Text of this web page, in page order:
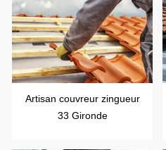
Artisan couvreur zingueur
33 Gironde